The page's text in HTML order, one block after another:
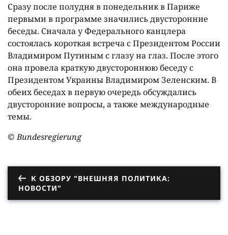
Сразу после полудня в понедельник в Париже
первыми в программе значились двусторонние
беседы. Сначала у Федерального канцлера
состоялась короткая встреча с Президентом России
Владимиром Путиным с глазу на глаз. После этого
она провела краткую двустороннюю беседу с
Президентом Украины Владимиром Зеленским. В
обеих беседах в первую очередь обсуждались
двусторонние вопросы, а также международные
темы.
© Bundesregierung
К ОБЗОРУ "ВНЕШНЯЯ ПОЛИТИКА:
НОВОСТИ"